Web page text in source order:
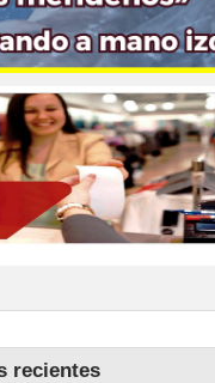
recientes